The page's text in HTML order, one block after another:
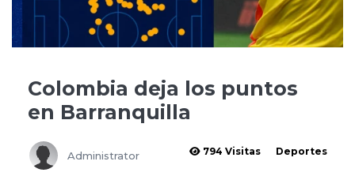
Colombia deja los puntos
en Barranquilla
Administrator 794 Visitas Deportes